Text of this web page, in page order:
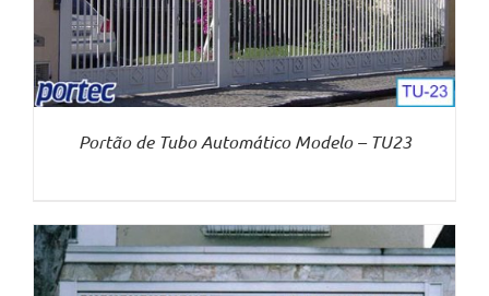
Portão de Tubo Automático Modelo – TU23